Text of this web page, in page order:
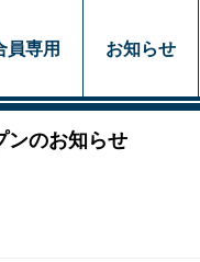
員専用 お知らせ
のお知らせ